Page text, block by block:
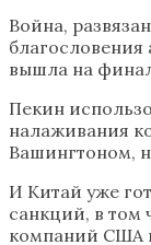
Война,
вышла на
Пекин
налаживания
Вашингтоном,
И Китай уже
санкций, в том
компаний США